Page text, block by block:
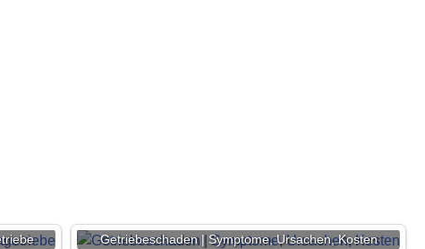
Getriebeschaden | Symptome, Ursachen, Kosten